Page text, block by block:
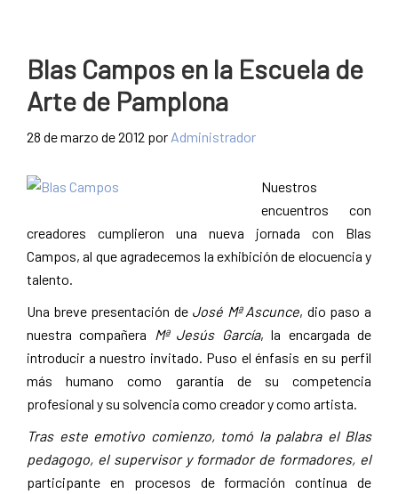
Blas Campos en la Escuela de
Arte de Pamplona
28 de marzo de 2012 por Administrador
Nuestros
encuentros con
creadores cumplieron una nueva jornada con Blas
Campos, al que agradecemos la exhibición de elocuencia y
talento.
Una breve presentación de José Mª Ascunce, dio paso a
nuestra compañera Mª Jesús García, la encargada de
introducir a nuestro invitado. Puso el énfasis en su perfil
más humano como garantía de su competencia
profesional y su solvencia como creador y como artista.
Tras este emotivo comienzo, tomó la palabra el Blas
pedagogo, el supervisor y formador de formadores, el
participante en procesos de formación continua de